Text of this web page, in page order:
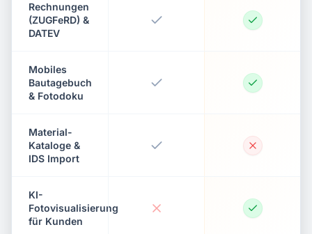
Rechnungen
(ZUGFeRD) &
DATEV
Mobiles
Bautagebuch
& Fotodoku
Material-
Kataloge &
IDS Import
KI-
Fotovisualisierung
für Kunden